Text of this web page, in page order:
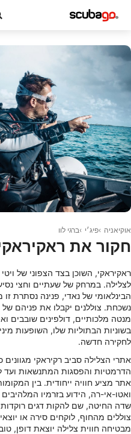
אוקיאניה פיג׳י ברגי לוו
חקור את
ראקיראקי, השוכן בצד הצפוני של
לצלילה. במרחק של שעתיים וחצי
הבינלאומי של נאדי, פנינה נסתרת
נשכחת. צוללנים יקבלו את פניהם של
מנטה מלכותיים, דולפינים שובבים
בשוניות הבתוליות שלו, השופעות
לחקירה חדשה.
אתרי הצלילה סביב רקיראקי
הדרמטיות והפסגות המתנשאות ועד
אתר מציע חוויה ייחודית. בין
ואטו-אי-רה, הידוע בזרמיו
שדה החיטה, שם להקות דגים
צוללים מהחוף, לוקחים סירה או
מבטיחה חווית צלילה יוצאת דופן,